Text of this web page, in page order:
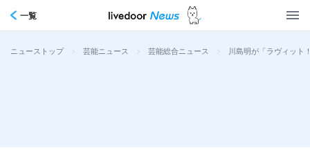
一覧
ニューストップ > 芸能ニュース > 芸能総合ニュース > 川島明が「ラヴィット